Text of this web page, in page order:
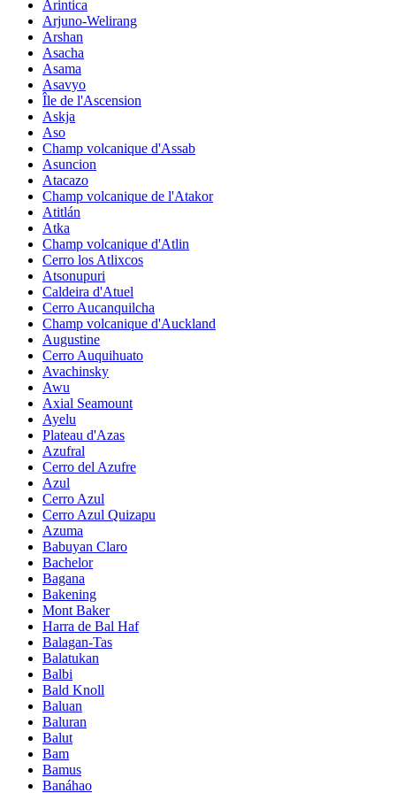
Arintica
Arjuno-Welirang
Arshan
Asacha
Asama
Asavyo
Île de l'Ascension
Askja
Aso
Champ volcanique d'Assab
Asuncion
Atacazo
Champ volcanique de l'Atakor
Atitlán
Atka
Champ volcanique d'Atlin
Cerro los Atlixcos
Atsonupuri
Caldeira d'Atuel
Cerro Aucanquilcha
Champ volcanique d'Auckland
Augustine
Cerro Auquihuato
Avachinsky
Awu
Axial Seamount
Ayelu
Plateau d'Azas
Azufral
Cerro del Azufre
Azul
Cerro Azul
Cerro Azul Quizapu
Azuma
Babuyan Claro
Bachelor
Bagana
Bakening
Mont Baker
Harra de Bal Haf
Balagan-Tas
Balatukan
Balbi
Bald Knoll
Baluan
Baluran
Balut
Bam
Bamus
Banáhao